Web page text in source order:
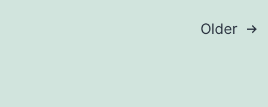
Older